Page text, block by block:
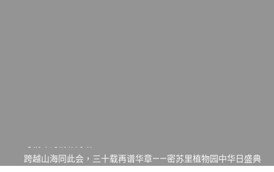
跨越山海同此会，三十载再谱华章——密苏里植物园中华日盛典